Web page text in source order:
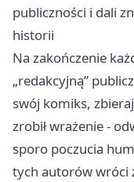
publiczności i dali
historii
Na zakończenie
„redakcyjną”
swój komiks,
zrobił wrażenie -
sporo poczucia
tych autorów wróci